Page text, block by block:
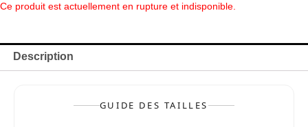
Ce produit est actuellement en rupture et indisponible.
Description
GUIDE DES TAILLES